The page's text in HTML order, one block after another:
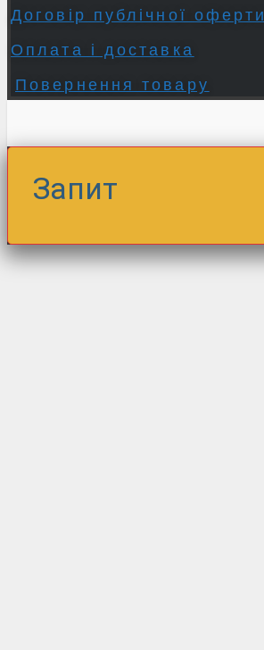
Договір публічної оферти
Оплата і доставка
Повернення товару
Запит